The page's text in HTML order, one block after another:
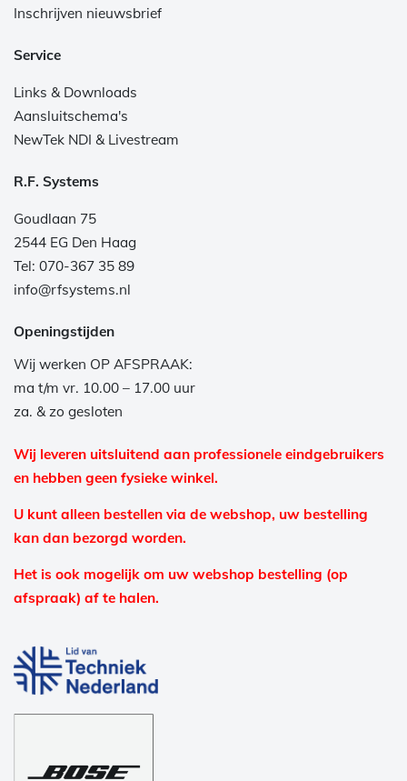
Inschrijven nieuwsbrief
Service
Links & Downloads
Aansluitschema's
NewTek NDI & Livestream
R.F. Systems
Goudlaan 75
2544 EG Den Haag
Tel: 070-367 35 89
info@rfsystems.nl
Openingstijden
Wij werken OP AFSPRAAK:
ma t/m vr. 10.00 – 17.00 uur
za. & zo gesloten
Wij leveren uitsluitend aan professionele eindgebruikers
en hebben geen fysieke winkel.
U kunt alleen bestellen via de webshop, uw bestelling
kan dan bezorgd worden.
Het is ook mogelijk om uw webshop bestelling (op
afspraak) af te halen.